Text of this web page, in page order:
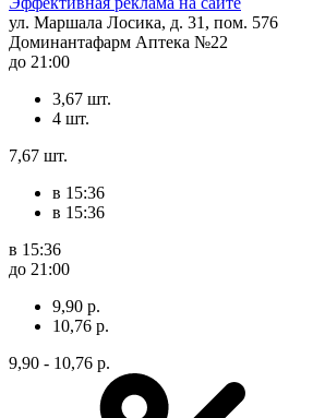
ул. Маршала Лосика, д. 31, пом. 576
Доминантафарм Аптека №22
до 21:00
3,67 шт.
4 шт.
7,67 шт.
в 15:36
в 15:36
в 15:36
до 21:00
9,90 р.
10,76 р.
9,90 - 10,76 р.